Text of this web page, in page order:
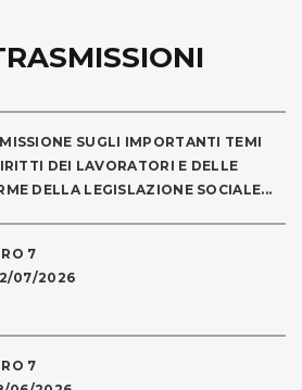
SUGLI IMPORTANTI TEMI
DEI LAVORATORI E DELLE
DELLA LEGISLAZIONE SOCIALE...
7
07/2026
7